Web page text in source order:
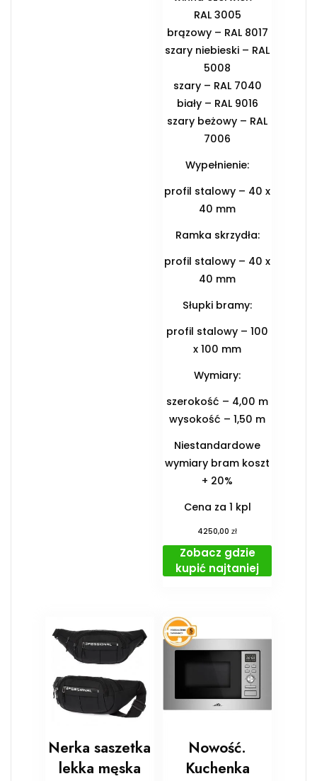
RAL 3005
brązowy – RAL 8017
szary niebieski – RAL
5008
szary – RAL 7040
biały – RAL 9016
szary beżowy – RAL
7006
Wypełnienie:
profil stalowy – 40 x
40 mm
Ramka skrzydła:
profil stalowy – 40 x
40 mm
Słupki bramy:
profil stalowy – 100
x 100 mm
Wymiary:
szerokość – 4,00 m
wysokość – 1,50 m
Niestandardowe
wymiary bram koszt
+ 20%
Cena za 1 kpl
4250,00zł
Zobacz gdzie
kupić najtaniej
Nerka saszetka
lekka męska
Nowość.
Kuchenka